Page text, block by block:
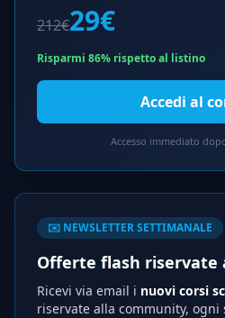
212€29€
Risparmi 86% rispetto al listino
Accedi al
Accesso immediato
✉️ NEWSLETTER SETTIMANALE
Offerte flash riservate
Ricevi via email i nuovi corsi
riservate alla community, ogni